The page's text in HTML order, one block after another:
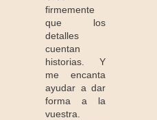
firmemente
que los
detalles
cuentan
historias. Y
me encanta
ayudar a dar
forma a la
vuestra.